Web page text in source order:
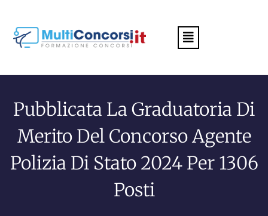
Menu
Pubblicata La Graduatoria Di
Merito Del Concorso Agente
Polizia Di Stato 2024 Per 1306
Posti